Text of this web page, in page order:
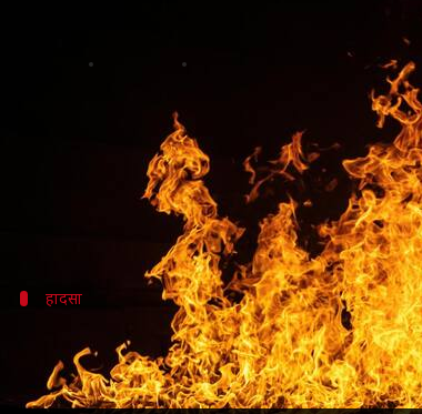
गाजियाबाद: वसुंधरा इलाके
गाजियाबादमें गुरुवार सुबह वसुंधरा
आग लगने की सूचना पर पुलिस और अग्निशमन
हादसा
घर में रह रहे परिवार ने भागकर जान
वसुंधरा के पॉश इलाके में स्थित 2 मंजिला घर में
गाजियाबाद के मुख्य अग्निशमन अधिकारी राहुल